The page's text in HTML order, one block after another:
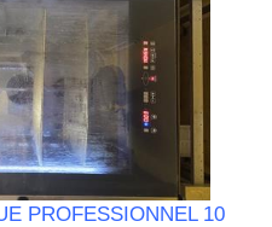
PROFESSIONNEL 10